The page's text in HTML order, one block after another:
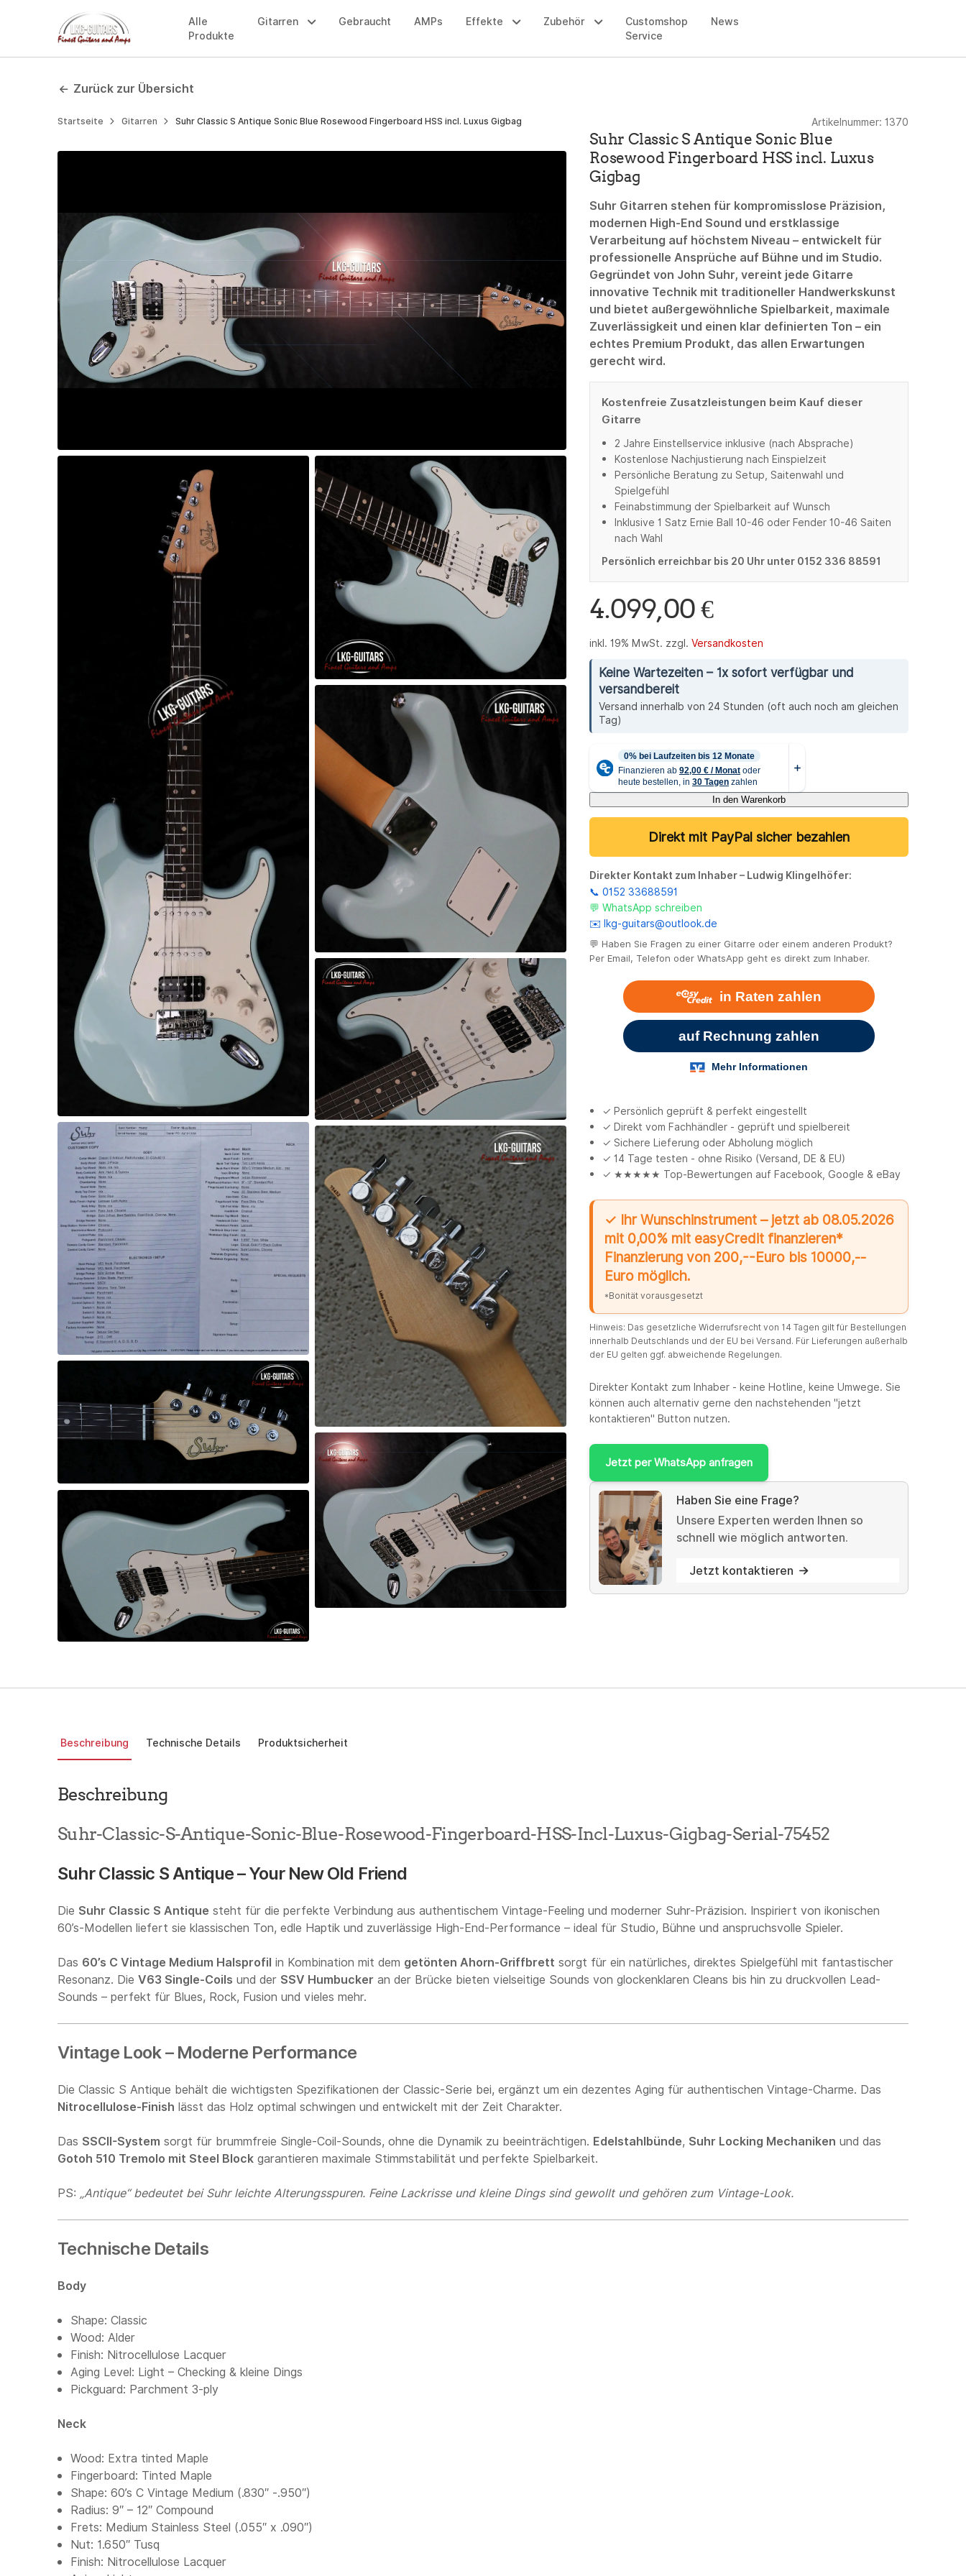
Alle
Produkte
Gitarren Gebraucht AMPs Effekte Zubehör
Customshop
Service
News
Zurück zur Übersicht
Startseite Gitarren Suhr Classic S Antique Sonic Blue Rosewood Fingerboard HSS incl. Luxus Gigbag Artikelnummer: 1370
Suhr Classic S Antique Sonic Blue
Rosewood Fingerboard HSS incl. Luxus
Gigbag
Suhr Gitarren stehen für kompromisslose Präzision,
modernen High-End Sound und erstklassige
Verarbeitung auf höchstem Niveau – entwickelt für
professionelle Ansprüche auf Bühne und im Studio.
Gegründet von John Suhr, vereint jede Gitarre
innovative Technik mit traditioneller Handwerkskunst
und bietet außergewöhnliche Spielbarkeit, maximale
Zuverlässigkeit und einen klar definierten Ton – ein
echtes Premium Produkt, das allen Erwartungen
gerecht wird.
Kostenfreie Zusatzleistungen beim Kauf dieser
Gitarre
2 Jahre Einstellservice inklusive (nach Absprache)
Kostenlose Nachjustierung nach Einspielzeit
Persönliche Beratung zu Setup, Saitenwahl und
Spielgefühl
Feinabstimmung der Spielbarkeit auf Wunsch
Inklusive 1 Satz Ernie Ball 10-46 oder Fender 10-46 Saiten
nach Wahl
Persönlich erreichbar bis 20 Uhr unter 0152 336 88591
4.099,00€
inkl. 19% MwSt. zzgl. Versandkosten
Keine Wartezeiten – 1x sofort verfügbar und
versandbereit
Versand innerhalb von 24 Stunden (oft auch noch am gleichen
Tag)
In den Warenkorb
Direkt mit PayPal sicher bezahlen
Direkter Kontakt zum Inhaber – Ludwig Klingelhöfer:
📞 0152 33688591
💬 WhatsApp schreiben
✉️ lkg-guitars@outlook.de
💬 Haben Sie Fragen zu einer Gitarre oder einem anderen Produkt?
Per Email, Telefon oder WhatsApp geht es direkt zum Inhaber.
✓ Persönlich geprüft & perfekt eingestellt
✓ Direkt vom Fachhändler - geprüft und spielbereit
✓ Sichere Lieferung oder Abholung möglich
✓ 14 Tage testen - ohne Risiko (Versand, DE & EU)
✓ ★★★★★ Top-Bewertungen auf Facebook, Google & eBay
✓ Ihr Wunschinstrument – jetzt ab 08.05.2026
mit 0,00% mit easyCredit finanzieren*
Finanzierung von 200,--Euro bis 10000,--
Euro möglich.
*Bonität vorausgesetzt
Hinweis: Das gesetzliche Widerrufsrecht von 14 Tagen gilt für Bestellungen
innerhalb Deutschlands und der EU bei Versand. Für Lieferungen außerhalb
der EU gelten ggf. abweichende Regelungen.
Direkter Kontakt zum Inhaber - keine Hotline, keine Umwege. Sie
können auch alternativ gerne den nachstehenden "jetzt
kontaktieren" Button nutzen.
Jetzt per WhatsApp anfragen
Haben Sie eine Frage?
Unsere Experten werden Ihnen so
schnell wie möglich antworten.
Jetzt kontaktieren
Beschreibung Technische Details Produktsicherheit
Beschreibung
Suhr-Classic-S-Antique-Sonic-Blue-Rosewood-Fingerboard-HSS-Incl-Luxus-Gigbag-Serial-75452
Suhr Classic S Antique – Your New Old Friend
Die Suhr Classic S Antique steht für die perfekte Verbindung aus authentischem Vintage-Feeling und moderner Suhr-Präzision. Inspiriert von ikonischen
60’s-Modellen liefert sie klassischen Ton, edle Haptik und zuverlässige High-End-Performance – ideal für Studio, Bühne und anspruchsvolle Spieler.
Das 60’s C Vintage Medium Halsprofil in Kombination mit dem getönten Ahorn-Griffbrett sorgt für ein natürliches, direktes Spielgefühl mit fantastischer
Resonanz. Die V63 Single-Coils und der SSV Humbucker an der Brücke bieten vielseitige Sounds von glockenklaren Cleans bis hin zu druckvollen Lead-
Sounds – perfekt für Blues, Rock, Fusion und vieles mehr.
Vintage Look – Moderne Performance
Die Classic S Antique behält die wichtigsten Spezifikationen der Classic-Serie bei, ergänzt um ein dezentes Aging für authentischen Vintage-Charme. Das
Nitrocellulose-Finish lässt das Holz optimal schwingen und entwickelt mit der Zeit Charakter.
Das SSCII-System sorgt für brummfreie Single-Coil-Sounds, ohne die Dynamik zu beeinträchtigen. Edelstahlbünde, Suhr Locking Mechaniken und das
Gotoh 510 Tremolo mit Steel Block garantieren maximale Stimmstabilität und perfekte Spielbarkeit.
PS: „Antique“ bedeutet bei Suhr leichte Alterungsspuren. Feine Lackrisse und kleine Dings sind gewollt und gehören zum Vintage-Look.
Technische Details
Body
Shape: Classic
Wood: Alder
Finish: Nitrocellulose Lacquer
Aging Level: Light – Checking & kleine Dings
Pickguard: Parchment 3-ply
Neck
Wood: Extra tinted Maple
Fingerboard: Tinted Maple
Shape: 60’s C Vintage Medium (.830″ -.950″)
Radius: 9″ – 12″ Compound
Frets: Medium Stainless Steel (.055″ x .090″)
Nut: 1.650″ Tusq
Finish: Nitrocellulose Lacquer